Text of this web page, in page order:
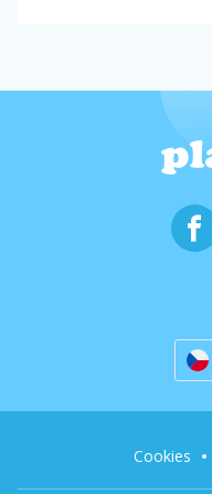
Cookies